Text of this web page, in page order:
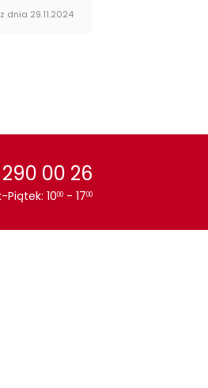
dnia 29.11.2024
00 26
Piątek: 1000 - 1700